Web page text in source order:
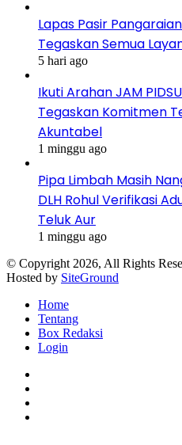
Lapas Pasir
Tegaskan Semua
5 hari ago
Ikuti Arahan JAM
Tegaskan Komitmen
Akuntabel
1 minggu ago
Pipa Limbah Masih
DLH Rohul Verifikasi
Teluk Aur
1 minggu ago
© Copyright 2026, All Rights
Hosted by SiteGround
Home
Tentang
Box Redaksi
Login